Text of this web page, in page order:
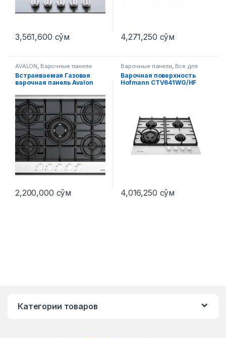
3,561,600 сўм 4,271,250 сўм
AVALON, Варочные панели
Встраиваемая Газовая
варочная панель Avalon
2,200,000 сўм
Варочные панели, Все для
кухни
Варочная поверхность
Hofmann CTV641WG/HF
4,016,250 сўм
Категории товаров